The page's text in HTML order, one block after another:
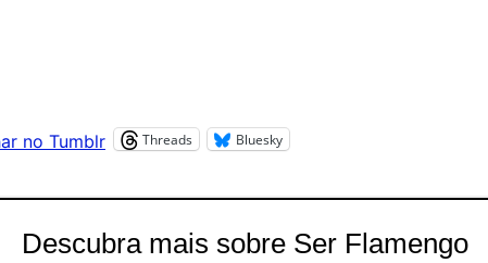
no Tumblr Threads Bluesky
Descubra mais sobre Ser Flamengo